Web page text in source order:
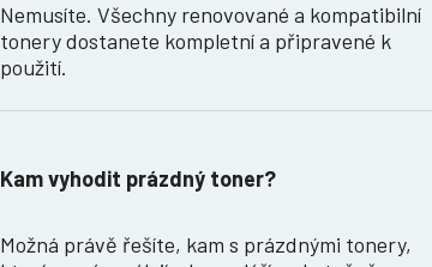
Nemusíte. Všechny renovované a kompatibilní
tonery dostanete kompletní a připravené k
použití.
Kam vyhodit prázdný toner?
Možná právě řešíte, kam s prázdnými tonery,